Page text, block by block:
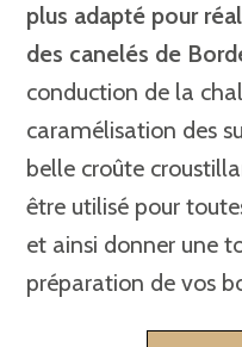
plus adapté pour
des canelés de
conduction de la
caramélisation des
belle croûte
être utilisé pour
et ainsi donner une
préparation de vos